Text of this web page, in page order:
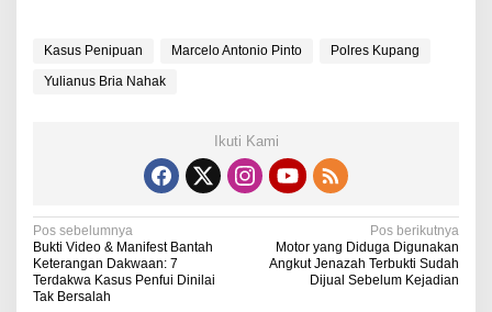
Kasus Penipuan Marcelo Antonio Pinto
Polres Kupang
Yulianus Bria Nahak
Ikuti Kami
N
a
v
Pos sebelumnya
Bukti Video & Manifest Bantah
Keterangan Dakwaan: 7
Terdakwa Kasus Penfui Dinilai
Tak Bersalah
Pos berikutnya
Motor yang Diduga Digunakan
Angkut Jenazah Terbukti Sudah
Dijual Sebelum Kejadian